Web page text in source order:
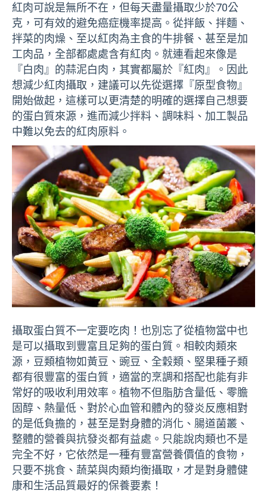
紅肉可說是無所不在，但每天盡量攝取少於70公
克，可有效的避免癌症機率提高。從拌飯、拌麵、
拌菜的肉燥、至以紅肉為主食的牛排餐、甚至是加
工肉品，全部都處處含有紅肉。就連看起來像是
『白肉』的蒜泥白肉，其實都屬於『紅肉』。因此
想減少紅肉攝取，建議可以先從選擇『原型食物』
開始做起，這樣可以更清楚的明確的選擇自己想要
的蛋白質來源，進而減少拌料、調味料、加工製品
中難以免去的紅肉原料。
攝取蛋白質不一定要吃肉！也別忘了從植物當中也
是可以攝取到豐富且足夠的蛋白質。相較肉類來
源，豆類植物如黃豆、豌豆、全穀類、堅果種子類
都有很豐富的蛋白質，適當的烹調和搭配也能有非
常好的吸收利用效率。植物不但脂肪含量低、零膽
固醇、熱量低、對於心血管和體內的發炎反應相對
的是低負擔的，甚至是對身體的消化、腸道菌叢、
整體的營養與抗發炎都有益處。只能說肉類也不是
完全不好，它依然是一種有豐富營養價值的食物，
只要不挑食、蔬菜與肉類均衡攝取，才是對身體健
康和生活品質最好的保養要素！